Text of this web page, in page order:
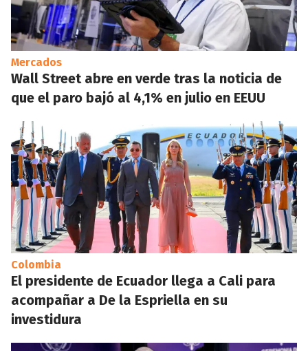
Mercados
Wall Street abre en verde tras la noticia de
que el paro bajó al 4,1% en julio en EEUU
Colombia
El presidente de Ecuador llega a Cali para
acompañar a De la Espriella en su
investidura